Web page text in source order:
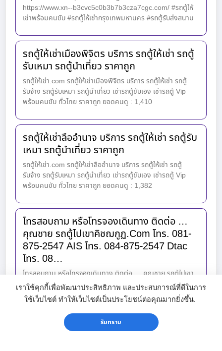
เราใช้คุกกี้เพื่อพัฒนาประสิทธิภาพ และประสบการณ์ที่ดีในการ
ใช้เว็บไซต์ ทำให้เว็บไซต์เป็นประโยชน์ต่อคุณมากยิ่งขึ้น.
รับทราบ
https://www.xn--b3cvc5c0b3b7b3cza7cgc.com/ #รถตู้ให้
เช่าพร้อมคนขับ #รถตู้ให้เช่ากรุงเทพมหานคร #รถตู้รับส่งสนาม
รถตู้ให้เช่าเมืองพิจิตร บริการ รถตู้ให้เช่า รถตู้
รับเหมา รถตู้นำเที่ยว ราคาถูก
รถตู้ให้เช่า.com รถตู้ให้เช่าเมืองพิจิตร บริการ รถตู้ให้เช่า รถตู้
รับจ้าง รถตู้รับเหมา รถตู้นำเที่ยว เช่ารถตู้ขับเอง เช่ารถตู้ Vip
พร้อมคนขับ ทั่วไทย ราคาถูก ยอดคนดู : 1,410
รถตู้ให้เช่าลืออำนาจ บริการ รถตู้ให้เช่า รถตู้รับ
เหมา รถตู้นำเที่ยว ราคาถูก
รถตู้ให้เช่า.com รถตู้ให้เช่าลืออำนาจ บริการ รถตู้ให้เช่า รถตู้
รับจ้าง รถตู้รับเหมา รถตู้นำเที่ยว เช่ารถตู้ขับเอง เช่ารถตู้ Vip
พร้อมคนขับ ทั่วไทย ราคาถูก ยอดคนดู : 1,382
โทรสอบถาม หรือโทรจองเดินทาง ติดต่อ …
คุณชาย รถตู้ไปเขาคิชฌกูฏ.Com โทร. 081-
875-2547 AIS โทร. 084-875-2547 Dtac
โทร. 08…
โทรสอบถาม หรือโทรจองเดินทาง ติดต่อ … คุณชาย รถตู้ไปเขา
คิชฌกูฏ.Com โทร. 081-875-2547 AIS โทร. 084-875-2547
Dtac โทร. 086-358-2547 true ไอดี (line) : van360091 ไอดี
Wechat : chai0818752547 Facebook : เฉลิมศิลป์ บุญ
ประสิทธิ์ เว๊ปไซต์ www.รถตู้ไปเขาคิชฌกูhttp://xn--g3c.com/